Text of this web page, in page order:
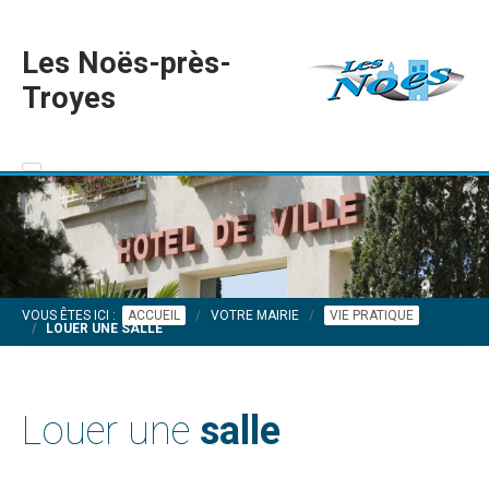
Les Noës-près-
Troyes
VOUS ÊTES ICI : ACCUEIL VOTRE MAIRIE
VIE PRATIQUE
LOUER UNE SALLE
Louer une salle